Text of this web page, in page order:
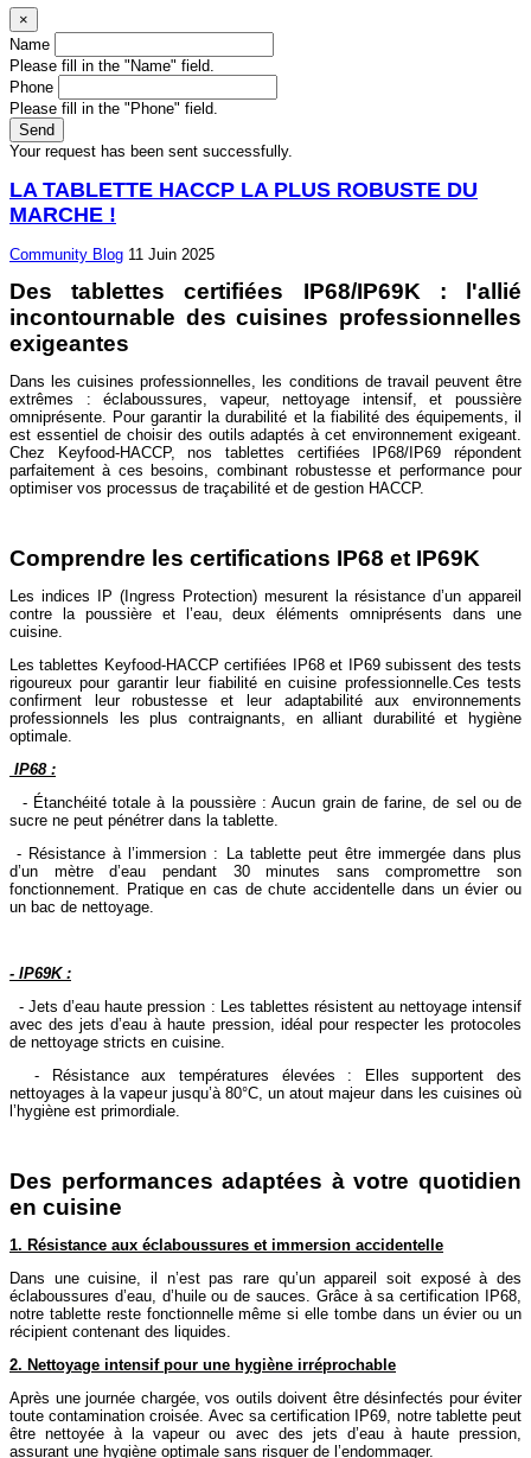
×
Name
Please fill in the "Name" field.
Phone
Please fill in the "Phone" field.
Send
Your request has been sent successfully.
LA TABLETTE HACCP LA PLUS ROBUSTE DU
MARCHE !
Community Blog 11 Juin 2025
Des tablettes certifiées IP68/IP69K : l'allié
incontournable des cuisines professionnelles
exigeantes
Dans les cuisines professionnelles, les conditions de travail peuvent être
extrêmes : éclaboussures, vapeur, nettoyage intensif, et poussière
omniprésente. Pour garantir la durabilité et la fiabilité des équipements, il
est essentiel de choisir des outils adaptés à cet environnement exigeant.
Chez Keyfood-HACCP, nos tablettes certifiées IP68/IP69 répondent
parfaitement à ces besoins, combinant robustesse et performance pour
optimiser vos processus de traçabilité et de gestion HACCP.
Comprendre les certifications IP68 et IP69K
Les indices IP (Ingress Protection) mesurent la résistance d’un appareil
contre la poussière et l’eau, deux éléments omniprésents dans une
cuisine.
Les tablettes Keyfood-HACCP certifiées IP68 et IP69 subissent des tests
rigoureux pour garantir leur fiabilité en cuisine professionnelle.Ces tests
confirment leur robustesse et leur adaptabilité aux environnements
professionnels les plus contraignants, en alliant durabilité et hygiène
optimale.
IP68 :
- Étanchéité totale à la poussière : Aucun grain de farine, de sel ou de
sucre ne peut pénétrer dans la tablette.
- Résistance à l’immersion : La tablette peut être immergée dans plus
d’un mètre d’eau pendant 30 minutes sans compromettre son
fonctionnement. Pratique en cas de chute accidentelle dans un évier ou
un bac de nettoyage.
- IP69K :
- Jets d’eau haute pression : Les tablettes résistent au nettoyage intensif
avec des jets d’eau à haute pression, idéal pour respecter les protocoles
de nettoyage stricts en cuisine.
- Résistance aux températures élevées : Elles supportent des
nettoyages à la vapeur jusqu’à 80°C, un atout majeur dans les cuisines où
l’hygiène est primordiale.
Des performances adaptées à votre quotidien
en cuisine
1. Résistance aux éclaboussures et immersion accidentelle
Dans une cuisine, il n’est pas rare qu’un appareil soit exposé à des
éclaboussures d’eau, d’huile ou de sauces. Grâce à sa certification IP68,
notre tablette reste fonctionnelle même si elle tombe dans un évier ou un
récipient contenant des liquides.
2. Nettoyage intensif pour une hygiène irréprochable
Après une journée chargée, vos outils doivent être désinfectés pour éviter
toute contamination croisée. Avec sa certification IP69, notre tablette peut
être nettoyée à la vapeur ou avec des jets d’eau à haute pression,
assurant une hygiène optimale sans risquer de l’endommager.